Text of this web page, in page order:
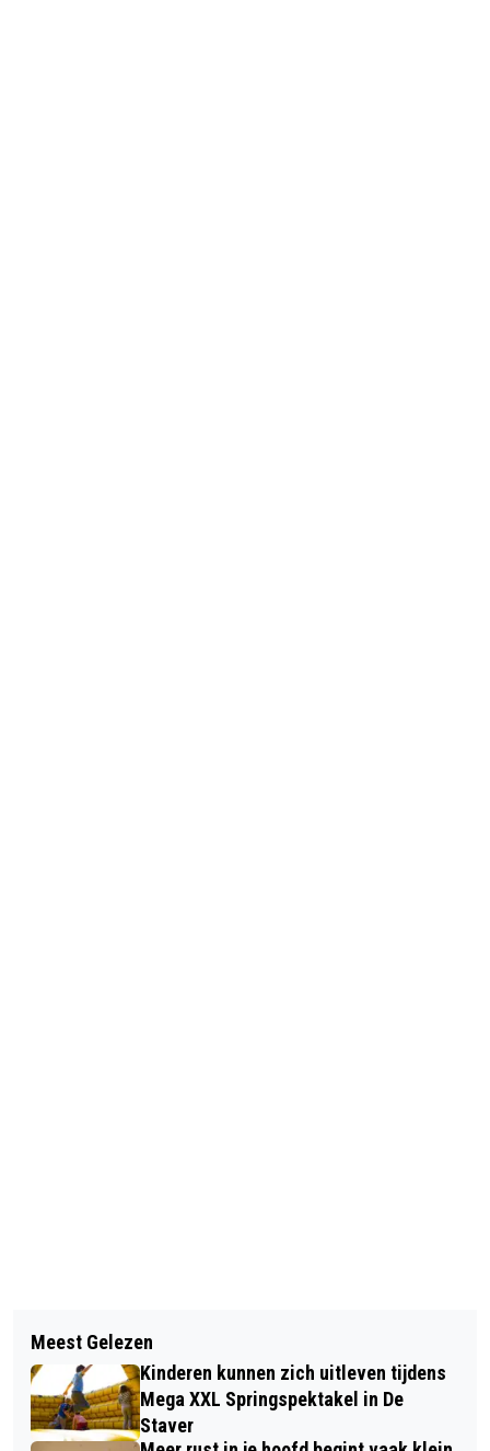
MEVROUW VAN NOORD-KREEFT VIERT
101E VERJAARDAG
STERKE PRESTATIES TIJDENS
REGIOFINALES SCHOOLVOETBAL
Meest Gelezen
Kinderen kunnen zich uitleven tijdens
Mega XXL Springspektakel in De
Staver